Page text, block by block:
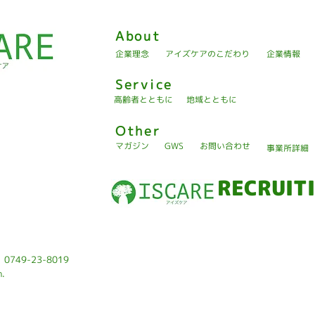
About
企業理念 アイズケアのこだわり 企業情報
Service
高齢者とともに 地域とともに
Other
マガジン GWS お問い合わせ 事業所詳細
23-8019